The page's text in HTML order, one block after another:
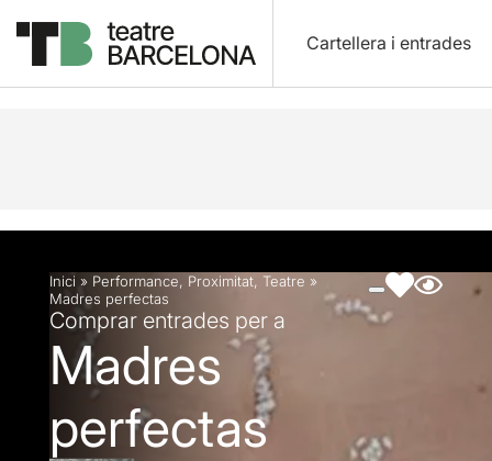
Cartellera i entrades
Descripció Fitxa artística Fotos i vídeos
Inici » Performance, Proximitat, Teatre »
Madres perfectas
Comprar entrades per a
Madres
perfectas